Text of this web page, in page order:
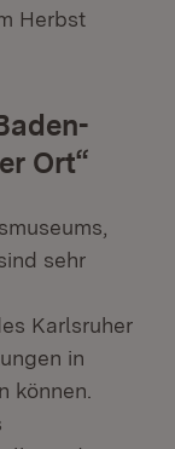
Herbst
Ort“
sehr
Karlsruher
in
können.